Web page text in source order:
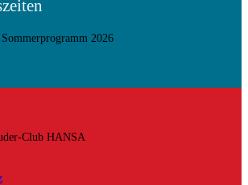
2026
Club HANSA